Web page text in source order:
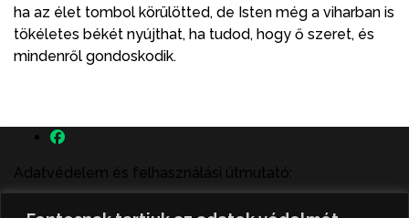
ha az élet tombol körülötted, de Isten még a viharban is
tökéletes békét nyújthat, ha tudod, hogy ő szeret, és
mindenről gondoskodik.
Adatvédelem és felhasználási útmutató:
A szenttamás.rs magyar nyelvű internetes hírportálon